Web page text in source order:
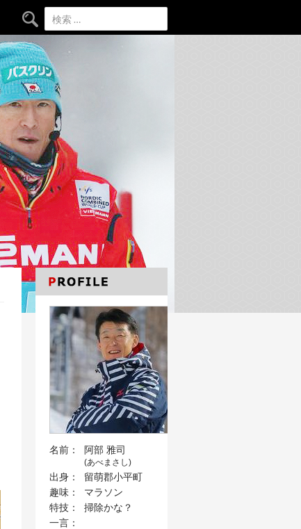
検索:
名前： 阿部 雅司
(あべまさし)
出身：
留萌郡小平町
趣味：
マラソン
特技：
掃除かな？
一言：